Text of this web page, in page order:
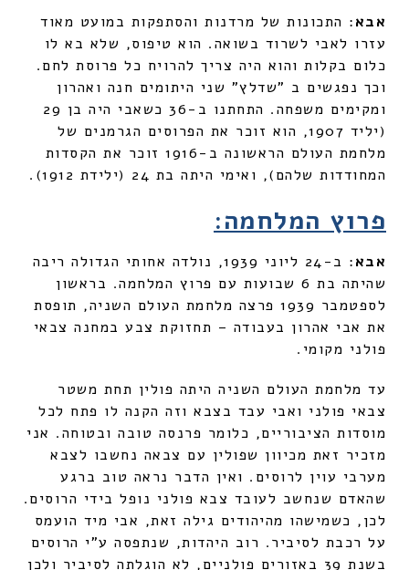
אבא: התכונות של מרדנות והסתפקות במועט מאוד
עזרו לאבי לשרוד בשואה. הוא טיפוס, שלא בא לו
כלום בקלות והוא היה צריך להרויח כל פרוסת לחם.
וכך נפגשים ב "שדלץ" שני היתומים חנה ואהרון
ומקימים משפחה. התחתנו ב-36 כשאבי היה בן 29
(יליד 1907, הוא זוכר את הפרוסים הגרמנים של
מלחמת העולם הראשונה ב-1916 זוכר את הקסדות
המחודדות שלהם), ואימי היתה בת 24 (ילידת 1912).
פרוץ המלחמה:
אבא
: ב-24 ליוני 1939, נולדה אחותי הגדולה ריבה
שהיתה בת 6 שבועות עם פרוץ המלחמה. בראשון
לספטמבר 1939 פרצה מלחמת העולם השניה, תופסת
את אבי אהרון בעבודה – תחזוקת צבע במחנה צבאי
פולני מקומי.
עד מלחמת העולם השניה היתה פולין תחת משטר
צבאי פולני ואבי עבד בצבא וזה הקנה לו פתח לכל
מוסדות הציבוריים, כלומר פרנסה טובה ובטוחה. אני
מזכיר זאת מכיוון שפולין עם צבאה נחשבו לצבא
מערבי עוין לרוסים. ואין הדבר נראה טוב ברגע
שהאדם שנחשב לעובד צבא פולני נופל בידי הרוסים.
לכן, כשמישהו מהיהודים גילה זאת, אבי מיד הועמס
על רכבת לסיביר. רוב היהדות, שנתפסה ע"י הרוסים
בשנת 39 באזורים פולניים, לא הוגלתה לסיביר ולכן